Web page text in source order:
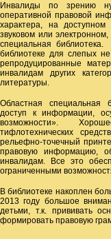
Инвалиды по зрению
оперативной правовой
характера, на
звуковом или
специальная
библиотеке для слепых
репродуцированные
инвалидам других
литературы.
Областная специальная
доступ к информации,
возможности».
тифлотехнических
рельефно-точечный
правовую информацию,
инвалидам. Все это
ограниченными
В библиотеке накоплен
2013 году большое
детьми, т.к. прививать
формировать правовую